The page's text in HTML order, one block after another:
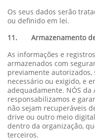
Os seus dados serão
ou definido em lei.
11. Armazenamento
As informações e
armazenados com
previamente
necessário ou exigido, e
adequadamente. NÓS
responsabilizamos e
não sejam recuperáveis
drive ou outro meio
dentro da organização,
terceiros.